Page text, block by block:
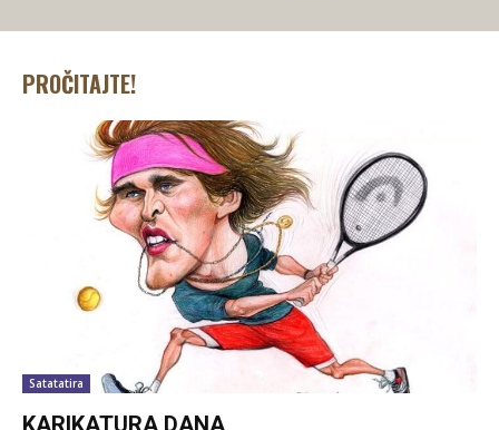
PROČITAJTE!
Satatatira
KARIKATURA DANA